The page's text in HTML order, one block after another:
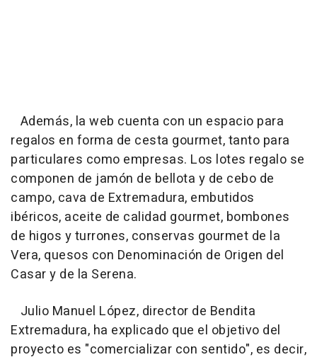
Además, la web cuenta con un espacio para
regalos en forma de cesta gourmet, tanto para
particulares como empresas. Los lotes regalo se
componen de jamón de bellota y de cebo de
campo, cava de Extremadura, embutidos
ibéricos, aceite de calidad gourmet, bombones
de higos y turrones, conservas gourmet de la
Vera, quesos con Denominación de Origen del
Casar y de la Serena.
Julio Manuel López, director de Bendita
Extremadura, ha explicado que el objetivo del
proyecto es "comercializar con sentido", es decir,